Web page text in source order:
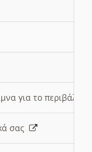
για το
σας